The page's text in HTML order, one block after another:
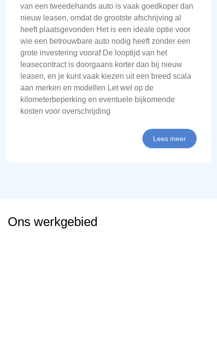
van een tweedehands auto is vaak goedkoper dan
nieuw leasen, omdat de grootste afschrijving al
heeft plaatsgevonden Het is een ideale optie voor
wie een betrouwbare auto nodig heeft zonder een
grote investering vooraf De looptijd van het
leasecontract is doorgaans korter dan bij nieuw
leasen, en je kunt vaak kiezen uit een breed scala
aan merken en modellen Let wel op de
kilometerbeperking en eventuele bijkomende
kosten voor overschrijding
Lees meer
Ons werkgebied